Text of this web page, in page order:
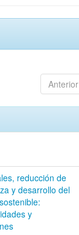
Anterior
reducción de
y desarrollo del
y